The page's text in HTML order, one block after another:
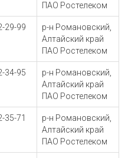
ПАО Ростелеком
29-99
р-н Романовский,
Алтайский край
ПАО Ростелеком
34-95
р-н Романовский,
Алтайский край
ПАО Ростелеком
35-71
р-н Романовский,
Алтайский край
ПАО Ростелеком